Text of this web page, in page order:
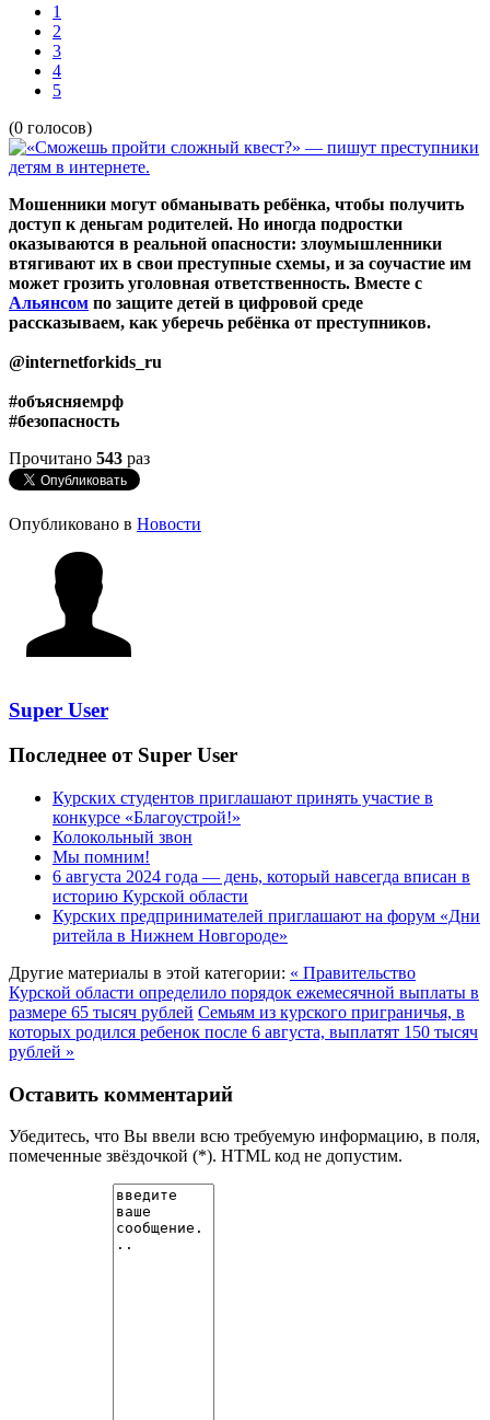
1
2
3
4
5
(0 голосов)
Мошенники могут обманывать ребёнка, чтобы получить
доступ к деньгам родителей. Но иногда подростки
оказываются в реальной опасности: злоумышленники
втягивают их в свои преступные схемы, и за соучастие им
может грозить уголовная ответственность. Вместе с
Альянсом по защите детей в цифровой среде
рассказываем, как уберечь ребёнка от преступников.
@internetforkids_ru
#объясняемрф
#безопасность
Прочитано 543 раз
Опубликовано в Новости
Super User
Последнее от Super User
Курских студентов приглашают принять участие в
конкурсе «Благоустрой!»
Колокольный звон
Мы помним!
6 августа 2024 года — день, который навсегда вписан в
историю Курской области
Курских предпринимателей приглашают на форум «Дни
ритейла в Нижнем Новгороде»
Другие материалы в этой категории: « Правительство
Курской области определило порядок ежемесячной выплаты в
размере 65 тысяч рублей Семьям из курского приграничья, в
которых родился ребенок после 6 августа, выплатят 150 тысяч
рублей »
Оставить комментарий
Убедитесь, что Вы ввели всю требуемую информацию, в поля,
помеченные звёздочкой (*). HTML код не допустим.